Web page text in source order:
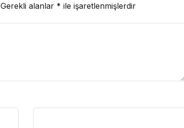
Gerekli alanlar * ile işaretlenmişlerdir